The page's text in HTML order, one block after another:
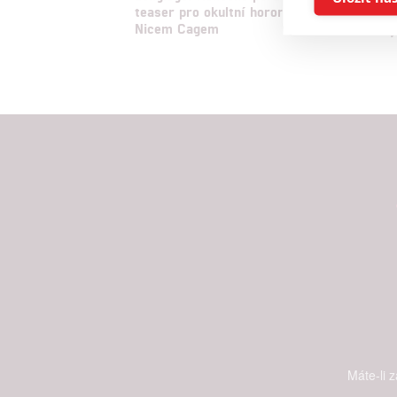
teaser pro okultní horor s
Nicem Cagem
Máte-li